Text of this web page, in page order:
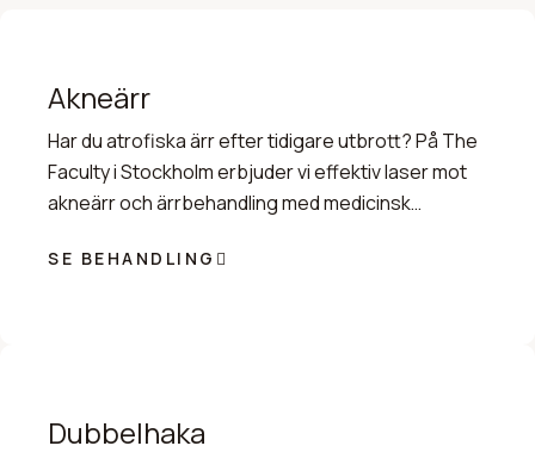
hudstatus för att fastställa vilka fysiologiska
teknologier som ger bäst förutsättningar för din
anatomi.
Akneärr
Har du atrofiska ärr efter tidigare utbrott? På The
Faculty i Stockholm erbjuder vi effektiv laser mot
akneärr och ärrbehandling med medicinsk
SE BEHANDLING
Dubbelhaka